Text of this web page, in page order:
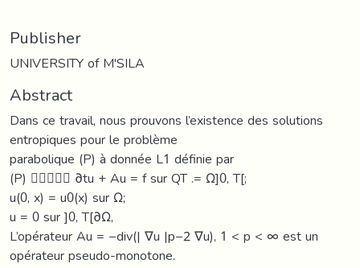
Publisher
UNIVERSITY of M'SILA
Abstract
Dans ce travail, nous prouvons l’existence des solutions
entropiques pour le problème
parabolique (P) à donnée L1 définie par
(P)  ∂tu + Au = f sur QT .= Ω]0, T[;
u(0, x) = u0(x) sur Ω;
u = 0 sur ]0, T[∂Ω,
L’opérateur Au = −div(| ∇u |p−2 ∇u), 1 < p < ∞ est un
opérateur pseudo-monotone.